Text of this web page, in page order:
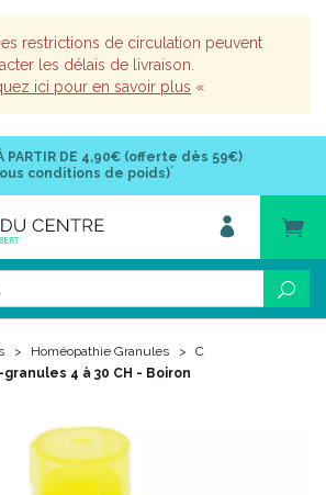
restrictions de circulation peuvent
les délais de livraison.
ici pour en savoir plus «
PARTIR DE 4,90€ (offerte dès 59€)
conditions de poids)*
Homéopathie Granules
C
4 à 30 CH - Boiron